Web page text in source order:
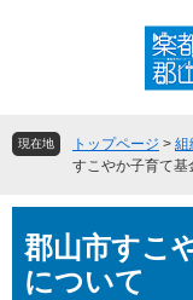
頭
飛現在地 トップページ > 組
すこやか子育て基
文郡山市すこ
について